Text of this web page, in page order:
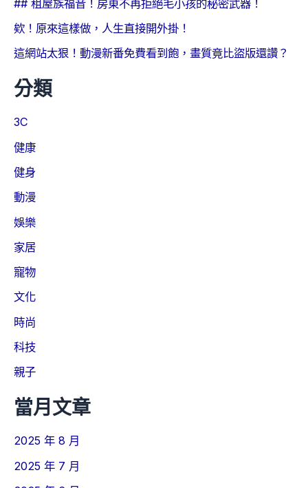
## 租屋族福音！房東不再拒絕毛小孩的秘密武器！
欸！原來這樣做，人生直接開外掛！
這網站太狠！動漫新番免費看到飽，畫質竟比盜版還讚？
分類
3C
健康
健身
動漫
娛樂
家居
寵物
文化
時尚
科技
親子
當月文章
2025 年 8 月
2025 年 7 月